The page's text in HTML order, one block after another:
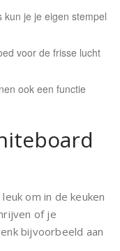
kun je je eigen stempel
voor de frisse lucht
ook een functie
om in de keuken
of je
bijvoorbeeld aan